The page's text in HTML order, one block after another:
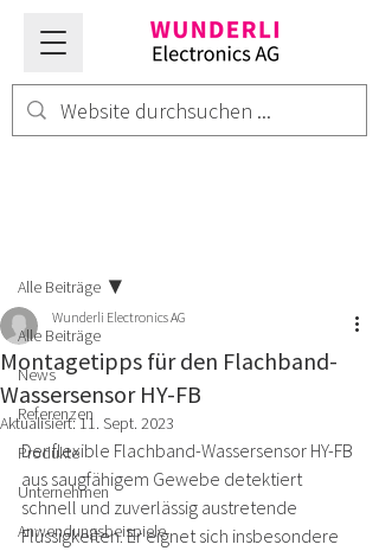
Alle Beiträge
News
Referenzen
Produkte
Unternehmen
Anwendungsbeispiele
Alle Beiträge
Montagetipps für den Flachband-
Wassersensor HY-FB
Wunderli Electronics AG
Aktualisiert:11. Sept. 2023
Der flexible Flachband-Wassersensor HY-FB
aus saugfähigem Gewebe detektiert
schnell und zuverlässig austretende
Flüssigkeiten. Er eignet sich insbesondere